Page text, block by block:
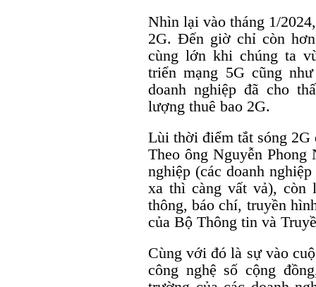
Nhìn lại vào tháng 1/
2G. Đến giờ chỉ còn
cùng lớn khi chúng ta
triển mạng 5G cũng
doanh nghiệp đã cho
lượng thuê bao 2G.
Lùi thời điểm tắt sóng 2G
Theo ông Nguyễn Phong
nghiệp (các doanh
xa thì càng vất vả), còn
thông, báo chí, truyền
của Bộ Thông tin và
Cùng với đó là sự vào
công nghệ số cộng